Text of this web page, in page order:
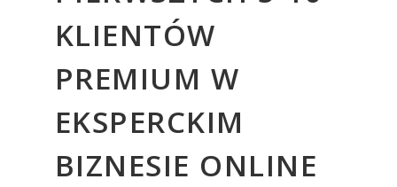
KLIENTÓW
PREMIUM W
EKSPERCKIM
BIZNESIE ONLINE